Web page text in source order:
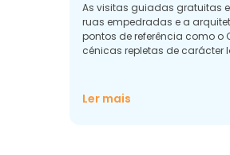
As visitas guiadas gratuitas
ruas empedradas e a
pontos de referência como o
cénicas repletas de carácter
Ler mais